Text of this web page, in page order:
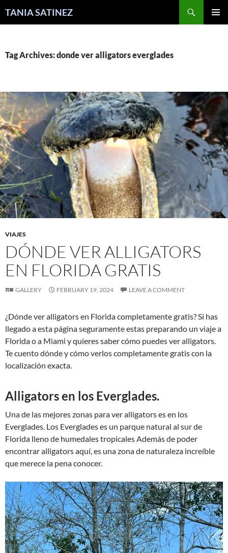
TANIA SATINEZ
Tag Archives: donde ver alligators everglades
VIAJES
DÓNDE VER ALLIGATORS
EN FLORIDA GRATIS
GALLERY FEBRUARY 19, 2024 LEAVE A COMMENT
¿Dónde ver alligators en Florida completamente gratis? Si has
llegado a esta página seguramente estas preparando un viaje a
Florida o a Miami y quieres saber cómo puedes ver alligators.
Te cuento dónde y cómo verlos completamente gratis con la
localización exacta.
Alligators en los Everglades.
Una de las mejores zonas para ver alligators es en los
Everglades. Los Everglades es un parque natural al sur de
Florida lleno de humedales tropicales Además de poder
encontrar alligators aquí, es una zona de naturaleza increíble
que merece la pena conocer.